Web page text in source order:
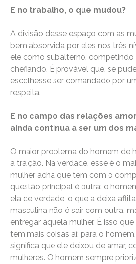
E no trabalho, o que mudou?
A divisão desse espaço com as
bem absorvida por eles nos três
ele como subalterno,
chefiando. É provável que, se
escolhesse ser comandado por
respeita.
E no campo das relações
ainda continua a ser um dos
O maior problema do homem de
a traição. Na verdade, esse é o
mulher acha que tem com o
questão principal é outra: o
ela de verdade, o que a deixa
masculina não é sair com outra,
entregar àquela mulher. É isso
tem mais coisas aí: para o
significa que ele deixou de amar,
mulheres. O homem sempre